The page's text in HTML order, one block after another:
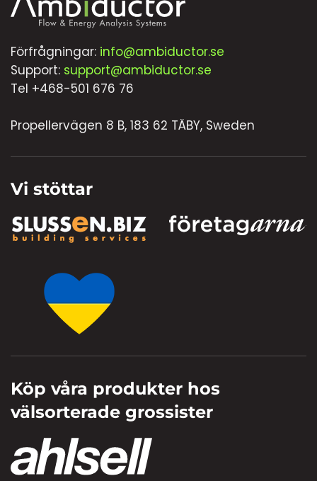
Förfrågningar: info@ambiductor.se
Support: support@ambiductor.se
Tel +468-501 676 76
Propellervägen 8 B, 183 62 TÄBY, Sweden
Vi stöttar
Köp våra produkter hos
välsorterade grossister